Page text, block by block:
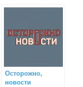
Осторожно,
новости